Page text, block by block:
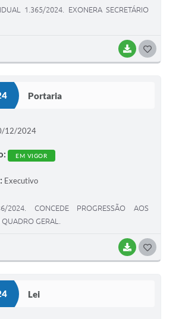
BAIXAR
1.365/2024. EXONERA SECRETÁRIO
Portaria
BAIXAR
12/2024
EM VIGOR
Executivo
2024. CONCEDE PROGRESSÃO AOS
GERAL.
Lei